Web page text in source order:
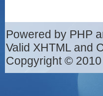
Powered by PHP
Valid XHTML and
Copgyright ©